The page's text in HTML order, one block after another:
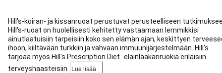
Hill's-koiran- ja kissanruoat perustuvat perusteelliseen
Hill's-ruoat on huolellisesti kehitetty vastaamaan lemmikkisi
ainutlaatuisiin tarpeisiin koko sen elämän ajan, keskittyen
ihoon, kiiltävään turkkiin ja vahvaan immuunijärjestelmään. Hill's
tarjoaa myös Hill's Prescription Diet -eläinlääkäriruokia erilaisiin
terveyshaasteisiin.
Lue lisää